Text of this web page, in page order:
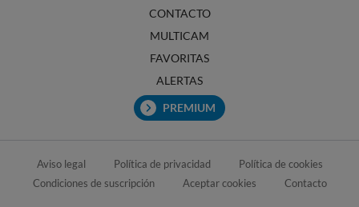
CONTACTO
MULTICAM
FAVORITAS
ALERTAS
PREMIUM
Aviso legal Política de privacidad
Política de cookies
Condiciones de suscripción
Aceptar cookies Contacto